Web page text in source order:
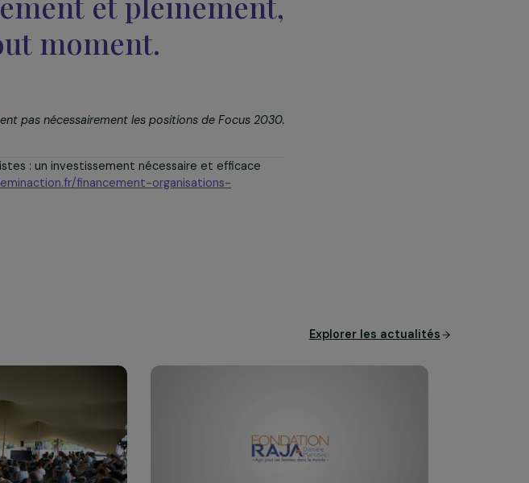
filles, l’opportunité des chances et l’égalité professionnelle
anti-droits.
sur un Etat de
et tous des droits
femmes et les filles,
ne reflètent pas nécessairement les positions de Focus 2030.
féministes : un investissement nécessaire et efficace
https://feminaction.fr/financement-organisations-